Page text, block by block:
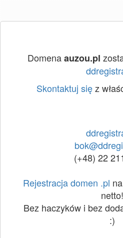
Domenaauzou.pl
Skontaktuj sięz
(+48) 22
Rejestracja domen .pl
netto!
Bez haczyków i bez
:)